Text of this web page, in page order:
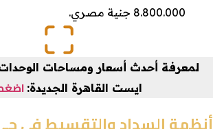
8.800.000 جنية مصري.
لمعرفة أحدث أسعار ومساحات
ايست القاهرة الجديدة: